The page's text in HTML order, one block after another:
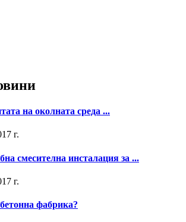
на околната среда ...
г.
смесителна инсталация за ...
г.
фабрика?